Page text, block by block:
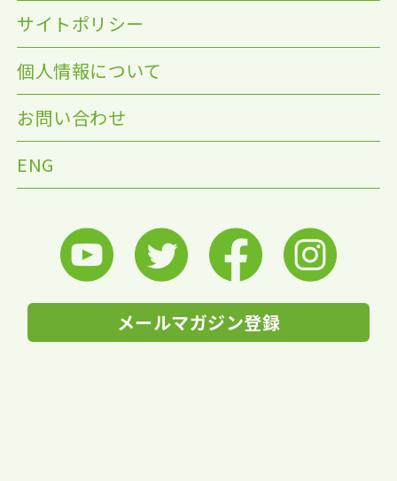
サイトポリシー
個人情報について
お問い合わせ
ENG
メールマガジン登録